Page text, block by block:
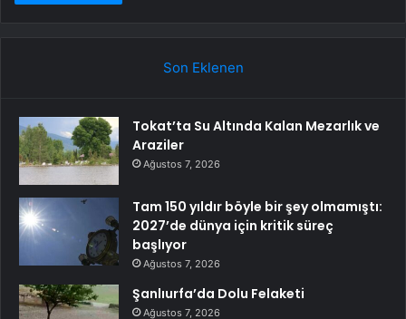
Son Eklenen
Tokat’ta Su Altında Kalan Mezarlık ve
Araziler
Ağustos 7, 2026
Tam 150 yıldır böyle bir şey olmamıştı:
2027’de dünya için kritik süreç
başlıyor
Ağustos 7, 2026
Şanlıurfa’da Dolu Felaketi
Ağustos 7, 2026